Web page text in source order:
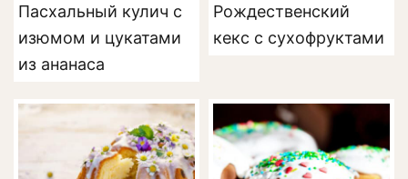
Пасхальный кулич с
изюмом и цукатами
из ананаса
Рождественский
кекс с сухофруктами